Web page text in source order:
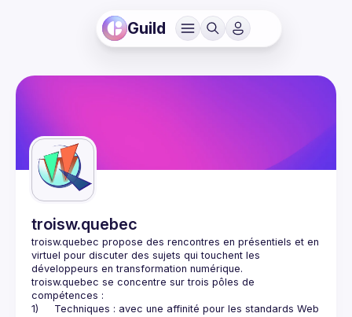
Guild
troisw.quebec
troisw.quebec propose des rencontres en présentiels et en
virtuel pour discuter des sujets qui touchent les
troisw.quebec se concentre sur trois pôles de
1)     Techniques : avec une affinité pour les standards Web